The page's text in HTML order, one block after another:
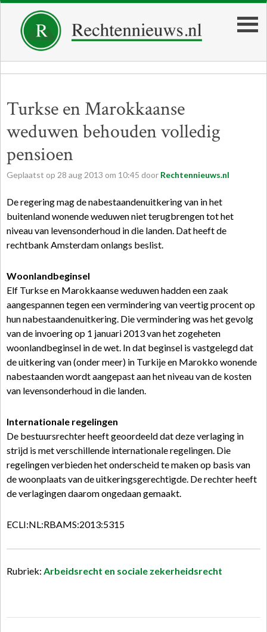
Turkse en Marokkaanse
weduwen behouden volledig
pensioen
Geplaatst op 28 aug 2013 om 10:45 door Rechtennieuws.nl
De regering mag de nabestaandenuitkering van in het
buitenland wonende weduwen niet terugbrengen tot het
niveau van levensonderhoud in die landen. Dat heeft de
rechtbank Amsterdam onlangs beslist.
Woonlandbeginsel
Elf Turkse en Marokkaanse weduwen hadden een zaak
aangespannen tegen een vermindering van veertig procent op
hun nabestaandenuitkering. Die vermindering was het gevolg
van de invoering op 1 januari 2013 van het zogeheten
woonlandbeginsel in de wet. In dat beginsel is vastgelegd dat
de uitkering van (onder meer) in Turkije en Marokko wonende
nabestaanden wordt aangepast aan het niveau van de kosten
van levensonderhoud in die landen.
Internationale regelingen
De bestuursrechter heeft geoordeeld dat deze verlaging in
strijd is met verschillende internationale regelingen. Die
regelingen verbieden het onderscheid te maken op basis van
de woonplaats van de uitkeringsgerechtigde. De rechter heeft
de verlagingen daarom ongedaan gemaakt.
ECLI:NL:RBAMS:2013:5315
Rubriek: Arbeidsrecht en sociale zekerheidsrecht